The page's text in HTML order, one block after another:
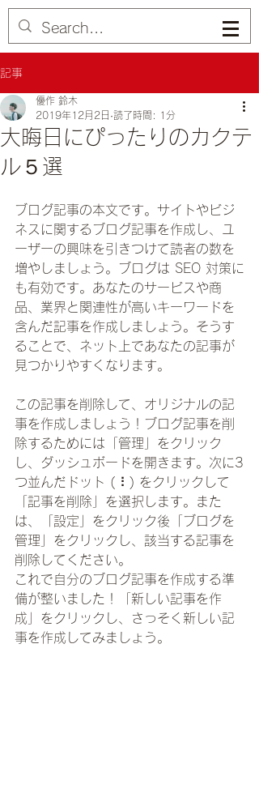
記事
大晦日にぴったりのカクテ
ル５選
優作 鈴木
2019年12月2日 読了時間: 1分
ブログ記事の本文です。サイトやビジ
ネスに関するブログ記事を作成し、ユ
ーザーの興味を引きつけて読者の数を
増やしましょう。ブログは SEO 対策に
も有効です。あなたのサービスや商
品、業界と関連性が高いキーワードを
含んだ記事を作成しましょう。そうす
ることで、ネット上であなたの記事が
見つかりやすくなります。
この記事を削除して、オリジナルの記
事を作成しましょう！ブログ記事を削
除するためには「管理」をクリック
し、ダッシュボードを開きます。次に3
つ並んだドット ( ⠇) をクリックして
「記事を削除」を選択します。また
は、「設定」をクリック後「ブログを
管理」をクリックし、該当する記事を
削除してください。
これで自分のブログ記事を作成する準
備が整いました！「新しい記事を作
成」をクリックし、さっそく新しい記
事を作成してみましょう。